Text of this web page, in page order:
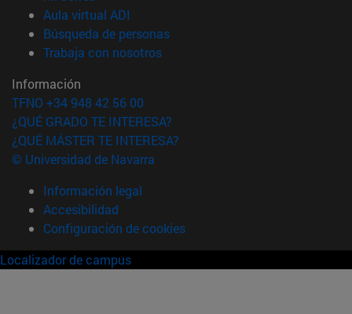
Aula virtual ADI
Búsqueda de personas(abre en nueva ventana)
Trabaja con nosotros(abre en nueva ventana)
Información
TFNO +34 948 42 56 00
¿QUÉ GRADO TE INTERESA?
¿QUÉ MÁSTER TE INTERESA?
© Universidad de Navarra
Información legal
Accesibilidad
Configuración de cookies
Localizador de campus